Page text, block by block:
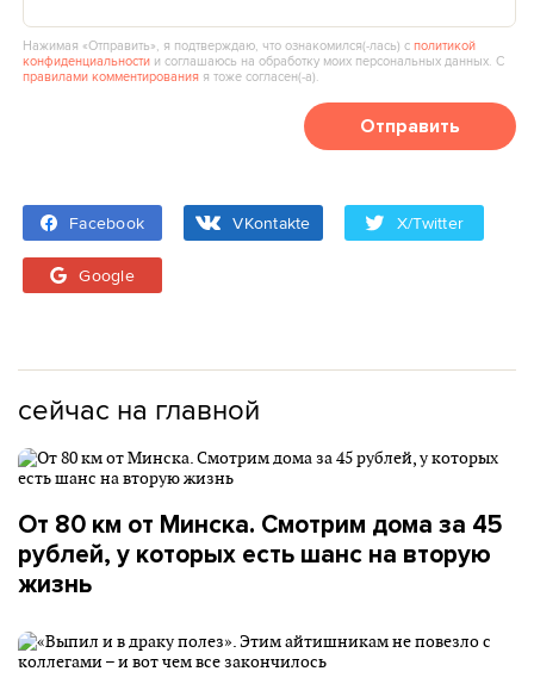
Нажимая «Отправить», я подтверждаю, что ознакомился(‑лась) сполитикой
конфиденциальности и соглашаюсь на обработку моих персональных данных. С
правилами комментирования я тоже согласен(‑а).
Отправить
Facebook VKontakte X/Twitter
Google
сейчас на главной
От 80 км от Минска. Смотрим дома за 45
рублей, у которых есть шанс на вторую
жизнь